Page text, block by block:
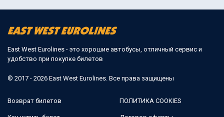
East West Eurolines - это хорошие автобусы, отличный сервис и
удобство при покупке билетов
© 2017 - 2026 East West Eurolines. Все права защищены
Возврат билетов ПОЛИТИКА COOKIES